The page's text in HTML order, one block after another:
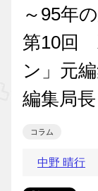
～95年
第10回
ン」元
編集局
コラム
中野 晴行